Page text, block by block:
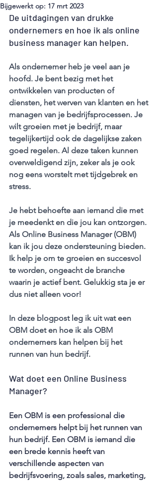
Bijgewerkt op: 17 mrt 2023
De uitdagingen van drukke
ondernemers en hoe ik als online
business manager kan helpen.
Als ondernemer heb je veel aan je
hoofd. Je bent bezig met het
ontwikkelen van producten of
diensten, het werven van klanten en het
managen van je bedrijfsprocessen. Je
wilt groeien met je bedrijf, maar
tegelijkertijd ook de dagelijkse zaken
goed regelen. Al deze taken kunnen
overweldigend zijn, zeker als je ook
nog eens worstelt met tijdgebrek en
stress.
Je hebt behoefte aan iemand die met
je meedenkt en die jou kan ontzorgen.
Als Online Business Manager (OBM)
kan ik jou deze ondersteuning bieden.
Ik help je om te groeien en succesvol
te worden, ongeacht de branche
waarin je actief bent. Gelukkig sta je er
dus niet alleen voor!
In deze blogpost leg ik uit wat een
OBM doet en hoe ik als OBM
ondernemers kan helpen bij het
runnen van hun bedrijf.
Wat doet een Online Business
Manager?
Een OBM is een professional die
ondernemers helpt bij het runnen van
hun bedrijf. Een OBM is iemand die
een brede kennis heeft van
verschillende aspecten van
bedrijfsvoering, zoals sales, marketing,